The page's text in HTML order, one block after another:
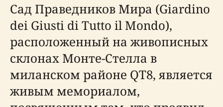
Сад Праведников Мира (Giardino
dei Giusti di Tutto il Mondo),
расположенный на живописных
склонах Монте-Стелла в
миланском районе QT8, является
живым мемориалом,